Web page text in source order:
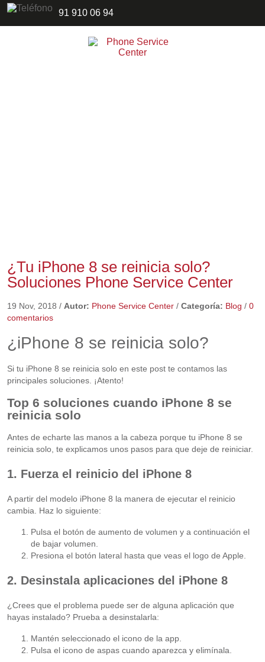
91 910 06 94
¿Tu iPhone 8 se reinicia solo?
Soluciones Phone Service Center
19 Nov, 2018 / Autor: Phone Service Center/ Categoría: Blog / 0
comentarios
¿iPhone 8 se reinicia solo?
Si tu iPhone 8 se reinicia solo en este post te contamos las
principales soluciones. ¡Atento!
Top 6 soluciones cuando iPhone 8 se
reinicia solo
Antes de echarte las manos a la cabeza porque tu iPhone 8 se
reinicia solo, te explicamos unos pasos para que deje de reiniciar.
1. Fuerza el reinicio del iPhone 8
A partir del modelo iPhone 8 la manera de ejecutar el reinicio
cambia. Haz lo siguiente:
Pulsa el botón de aumento de volumen y a continuación el
de bajar volumen.
Presiona el botón lateral hasta que veas el logo de Apple.
2. Desinstala aplicaciones del iPhone 8
¿Crees que el problema puede ser de alguna aplicación que
hayas instalado? Prueba a desinstalarla:
Mantén seleccionado el icono de la app.
Pulsa el icono de aspas cuando aparezca y elimínala.